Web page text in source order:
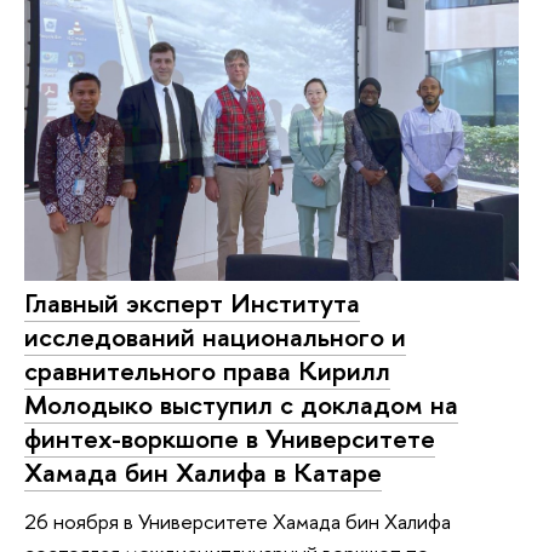
Главный эксперт Института
исследований национального и
сравнительного права Кирилл
Молодыко выступил с докладом на
финтех-воркшопе в Университете
Хамада бин Халифа в Катаре
26 ноября в Университете Хамада бин Халифа